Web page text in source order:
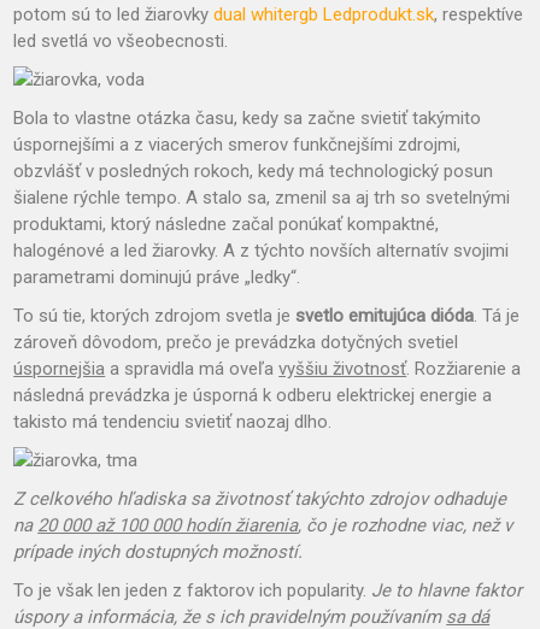
potom sú to led žiarovkydual whitergb Ledprodukt.sk, respektíve
led svetlá vo všeobecnosti.
Bola to vlastne otázka času, kedy sa začne svietiť takýmito
úspornejšími a z viacerých smerov funkčnejšími zdrojmi,
obzvlášť v posledných rokoch, kedy má technologický posun
šialene rýchle tempo. A stalo sa, zmenil sa aj trh so svetelnými
produktami, ktorý následne začal ponúkať kompaktné,
halogénové a led žiarovky. A z týchto novších alternatív svojimi
parametrami dominujú práve „ledky“.
To sú tie, ktorých zdrojom svetla je svetlo emitujúca dióda. Tá je
zároveň dôvodom, prečo je prevádzka dotyčných svetiel
úspornejšia a spravidla má oveľavyššiu životnosť. Rozžiarenie a
následná prevádzka je úsporná k odberu elektrickej energie a
takisto má tendenciu svietiť naozaj dlho.
Z celkového hľadiska sa životnosť takýchto zdrojov odhaduje
na 20 000 až 100 000 hodín žiarenia, čo je rozhodne viac, než v
prípade iných dostupných možností.
To je však len jeden z faktorov ich popularity. Je to hlavne faktor
úspory a informácia, že s ich pravidelným používaním sa dá